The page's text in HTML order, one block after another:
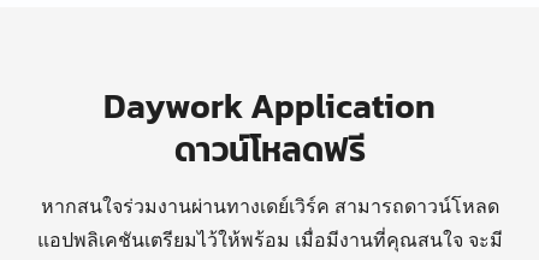
Daywork Application
ดาวน์โหลดฟรี
หากสนใจร่วมงานผ่านทางเดย์เวิร์ค สามารถดาวน์โหลด
แอปพลิเคชันเตรียมไว้ให้พร้อม เมื่อมีงานที่คุณสนใจ จะมี